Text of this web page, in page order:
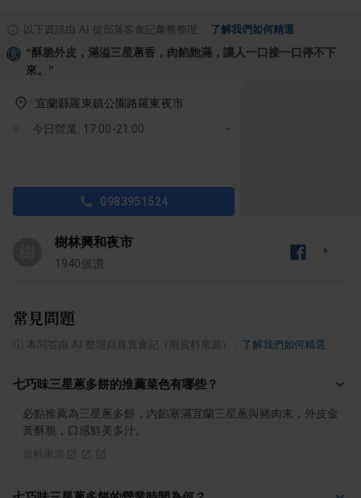
以下資訊由 AI 從部落客食記彙整整理 了解我們如何精選
“酥脆外皮，滿溢三星蔥香，肉餡飽滿，讓人一口接一口停不下
來。 ”
宜蘭縣羅東鎮公園路羅東夜市
今日營業: 17:00-21:00
0983951524
樹林興和夜市
1940個讚
常見問題
本問答由 AI 整理自真實食記（附資料來源） 了解我們如何精選
七巧味三星蔥多餅的推薦菜色有哪些？
必點推薦為三星蔥多餅，內餡塞滿宜蘭三星蔥與豬肉末，外皮金
黃酥脆，口感鮮美多汁。